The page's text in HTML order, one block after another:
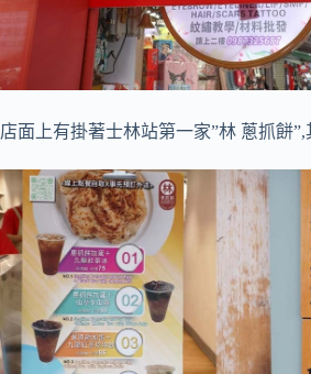
店面上有掛著士林站第一家”林 蔥抓餅